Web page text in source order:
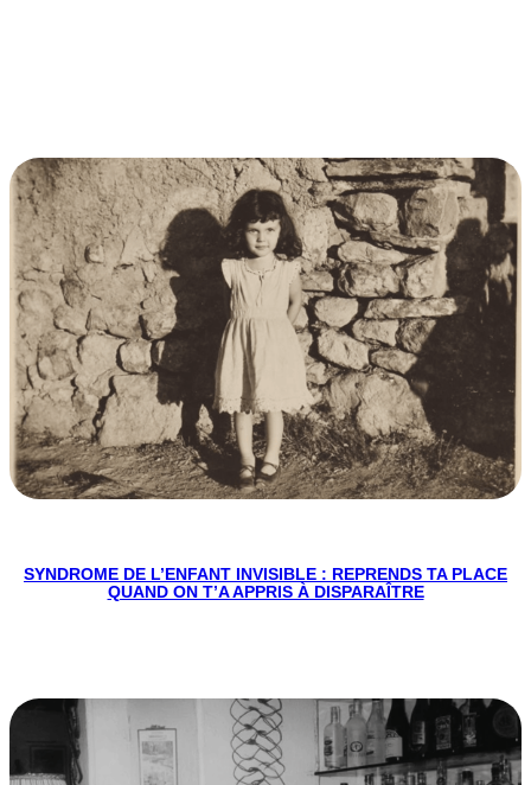
SYNDROME DE L’ENFANT INVISIBLE : REPRENDS TA PLACE
QUAND ON T’A APPRIS À DISPARAÎTRE